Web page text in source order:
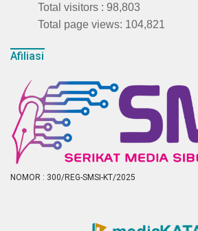
Total visitors : 98,803
Total page views: 104,821
Afiliasi
NOMOR : 300/REG-SMSI-KT/2025